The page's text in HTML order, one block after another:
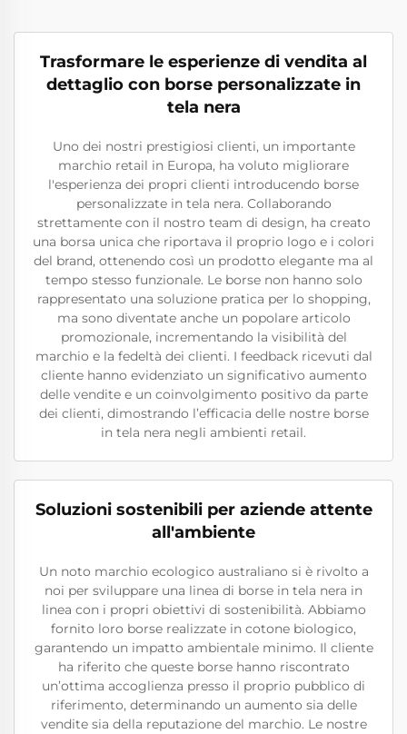
Trasformare le esperienze di vendita al
dettaglio con borse personalizzate in
tela nera
Uno dei nostri prestigiosi clienti, un importante
marchio retail in Europa, ha voluto migliorare
l'esperienza dei propri clienti introducendo borse
personalizzate in tela nera. Collaborando
strettamente con il nostro team di design, ha creato
una borsa unica che riportava il proprio logo e i colori
del brand, ottenendo così un prodotto elegante ma al
tempo stesso funzionale. Le borse non hanno solo
rappresentato una soluzione pratica per lo shopping,
ma sono diventate anche un popolare articolo
promozionale, incrementando la visibilità del
marchio e la fedeltà dei clienti. I feedback ricevuti dal
cliente hanno evidenziato un significativo aumento
delle vendite e un coinvolgimento positivo da parte
dei clienti, dimostrando l’efficacia delle nostre borse
in tela nera negli ambienti retail.
Soluzioni sostenibili per aziende attente
all'ambiente
Un noto marchio ecologico australiano si è rivolto a
noi per sviluppare una linea di borse in tela nera in
linea con i propri obiettivi di sostenibilità. Abbiamo
fornito loro borse realizzate in cotone biologico,
garantendo un impatto ambientale minimo. Il cliente
ha riferito che queste borse hanno riscontrato
un’ottima accoglienza presso il proprio pubblico di
riferimento, determinando un aumento sia delle
vendite sia della reputazione del marchio. Le nostre